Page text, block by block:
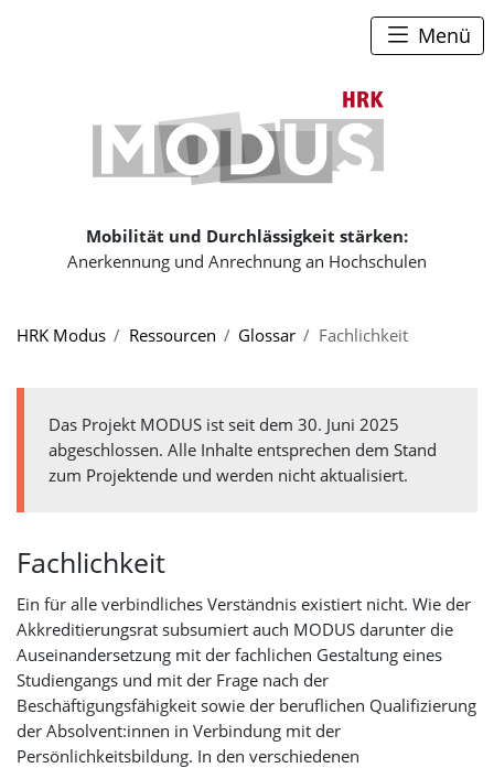
Mobilität und Durchlässigkeit stärken:
Anerkennung und Anrechnung an Hochschulen
Menü
HRK Modus
Ressourcen Glossar Fachlichkeit
Das Projekt MODUS ist seit dem 30. Juni 2025
abgeschlossen. Alle Inhalte entsprechen dem Stand
zum Projektende und werden nicht aktualisiert.
Fachlichkeit
Ein für alle verbindliches Verständnis existiert nicht. Wie der
Akkreditierungsrat subsumiert auch MODUS darunter die
Auseinandersetzung mit der fachlichen Gestaltung eines
Studiengangs und mit der Frage nach der
Beschäftigungsfähigkeit sowie der beruflichen Qualifizierung
der Absolvent:innen in Verbindung mit der
Persönlichkeitsbildung. In den verschiedenen